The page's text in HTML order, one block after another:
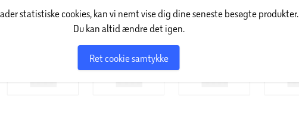
AI Genre TruMotion understøtter
statistiske cookies, kan vi nemt vise dig dine seneste besøgte produkter.
Du kan altid ændre det igen.
Ret cookie samtykke